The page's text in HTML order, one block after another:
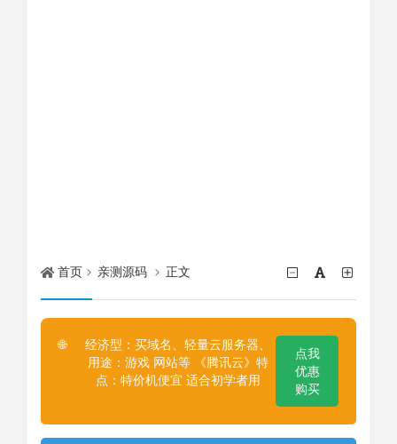
首页 亲测源码 正文
🌐
经济型：买域名、轻量云服务器、
用途：游戏 网站等 《腾讯云》特
点：特价机便宜 适合初学者用
点我
优惠
购买